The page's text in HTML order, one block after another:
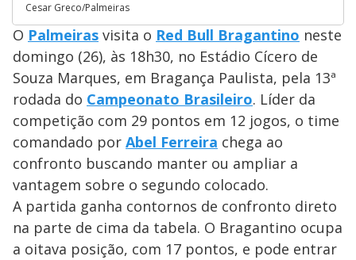
Cesar Greco/Palmeiras
O Palmeiras visita o Red Bull Bragantino neste
domingo (26), às 18h30, no Estádio Cícero de
Souza Marques, em Bragança Paulista, pela 13ª
rodada do Campeonato Brasileiro. Líder da
competição com 29 pontos em 12 jogos, o time
comandado por Abel Ferreira chega ao
confronto buscando manter ou ampliar a
vantagem sobre o segundo colocado.
A partida ganha contornos de confronto direto
na parte de cima da tabela. O Bragantino ocupa
a oitava posição, com 17 pontos, e pode entrar